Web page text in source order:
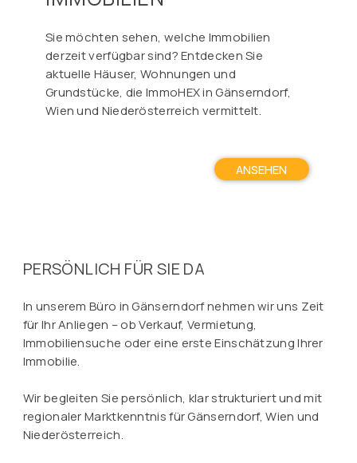
Sie möchten sehen, welche Immobilien
derzeit verfügbar sind? Entdecken Sie
aktuelle Häuser, Wohnungen und
Grundstücke, die ImmoHEX in Gänserndorf,
Wien und Niederösterreich vermittelt.
ANSEHEN
PERSÖNLICH FÜR SIE DA
In unserem Büro in Gänserndorf nehmen wir uns Zeit
für Ihr Anliegen – ob Verkauf, Vermietung,
Immobiliensuche oder eine erste Einschätzung Ihrer
Immobilie.
Wir begleiten Sie persönlich, klar strukturiert und mit
regionaler Marktkenntnis für Gänserndorf, Wien und
Niederösterreich.